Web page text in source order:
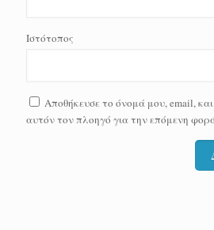
Ιστότοπος
Αποθήκευσε το όνομά μου, email,
αυτόν τον πλοηγό για την επόμενη